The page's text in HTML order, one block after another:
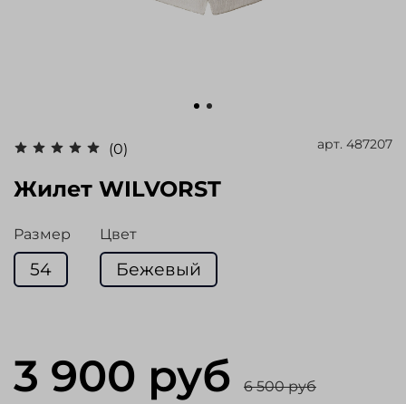
(0) арт. 487207
Жилет WILVORST
Размер
54
Цвет
Бежевый
3 900 руб 6 500 руб